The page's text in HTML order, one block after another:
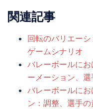
関連記事
回転のバリエーシ
ゲームシナリオ
バレーボールに
ーメーション、
バレーボールに
ン：調整、選手